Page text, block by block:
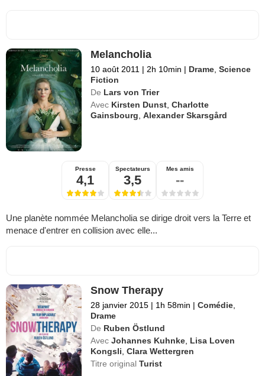
Melancholia
10 août 2011 | 2h 10min | Drame ,Science
Fiction
De Lars von Trier
Avec Kirsten Dunst ,Charlotte
Gainsbourg ,Alexander Skarsgård
Presse
4,1
Spectateurs
3,5
Mes amis
--
Une planète nommée Melancholia se dirige droit vers la Terre et
menace d'entrer en collision avec elle...
Snow Therapy
28 janvier 2015 | 1h 58min | Comédie
Drame
De Ruben Östlund
Avec Johannes Kuhnke Lisa Loven
Kongsli ,Clara Wettergren
Titre originalTurist